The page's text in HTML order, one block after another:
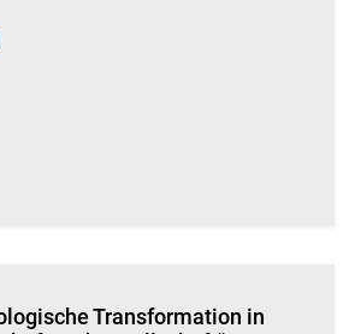
Transformation in